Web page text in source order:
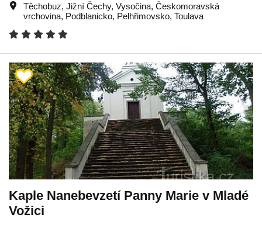
Těchobuz, Jižní Čechy, Vysočina, Českomoravská
vrchovina, Podblanicko, Pelhřimovsko, Toulava
Kaple Nanebevzetí Panny Marie v Mladé
Vožici